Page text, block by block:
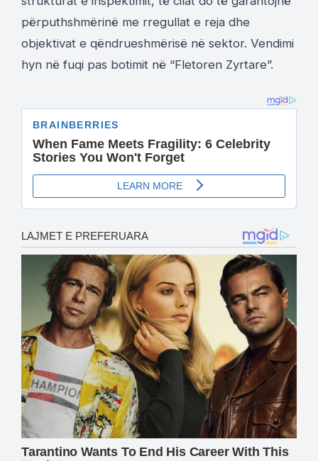
përputhshmërinë me rregullat e reja dhe
objektivat e qëndrueshmërisë në sektor. Vendimi
hyn në fuqi pas botimit në “Fletoren Zyrtare”.